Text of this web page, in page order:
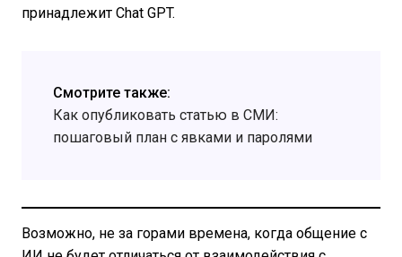
принадлежит Chat GPT.
Смотрите также:
Как опубликовать статью в СМИ:
пошаговый план с явками и паролями
Возможно, не за горами времена, когда общение с